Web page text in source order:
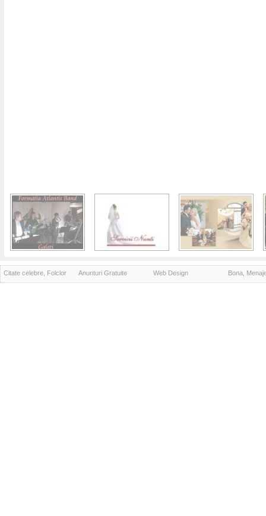
Citate celebre, Folclor Anunturi Gratuite Web Design Bona,